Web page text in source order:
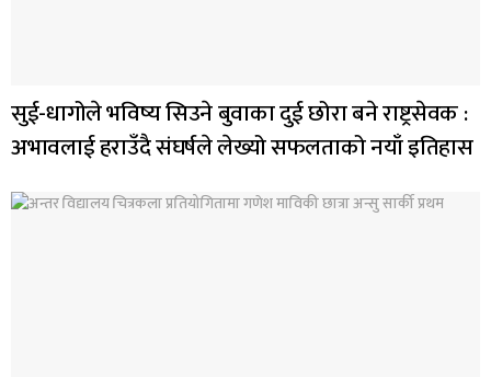
सुई-धागोले भविष्य सिउने बुवाका दुई छोरा बने राष्ट्रसेवक :
अभावलाई हराउँदै संघर्षले लेख्यो सफलताको नयाँ इतिहास